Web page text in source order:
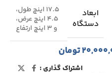
ابعاد
دستگاه
17.5 اینچ طول،
4.5 اینچ عرض،
و 3 اینچ ارتفاع
تومان
اشتراک گذاری :